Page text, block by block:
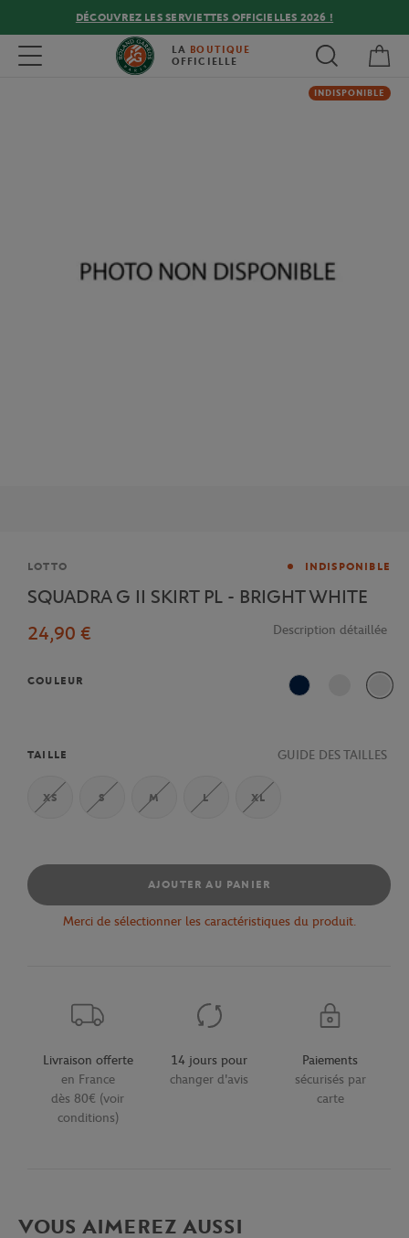
DÉCOUVREZ LES SERVIETTES OFFICIELLES 2026 !
Toggle navigation LA BOUTIQUE
OFFICIELLE
INDISPONIBLE
Marque
LOTTO INDISPONIBLE
SQUADRA G II SKIRT PL - BRIGHT WHITE
24,90 €
Description détaillée
COULEUR
Marine
TAILLE GUIDE DES TAILLES
XS S M L XL
AJOUTER AU PANIER
Merci de sélectionner les caractéristiques du produit.
Livraison offerte
en France
dès 80€ (voir
conditions)
14 jours pour
changer d'avis
Paiements
sécurisés par
carte
VOUS AIMEREZ AUSSI